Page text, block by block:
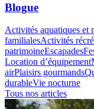
Blogue
Activités aquatiques et
familialesActivités
patrimoineEscapades
Location d’équipement
airPlaisirs gourmands
durableVie nocturne
Tous nos articles